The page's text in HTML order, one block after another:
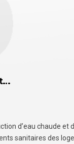
d’eau chaude
sanitaires des